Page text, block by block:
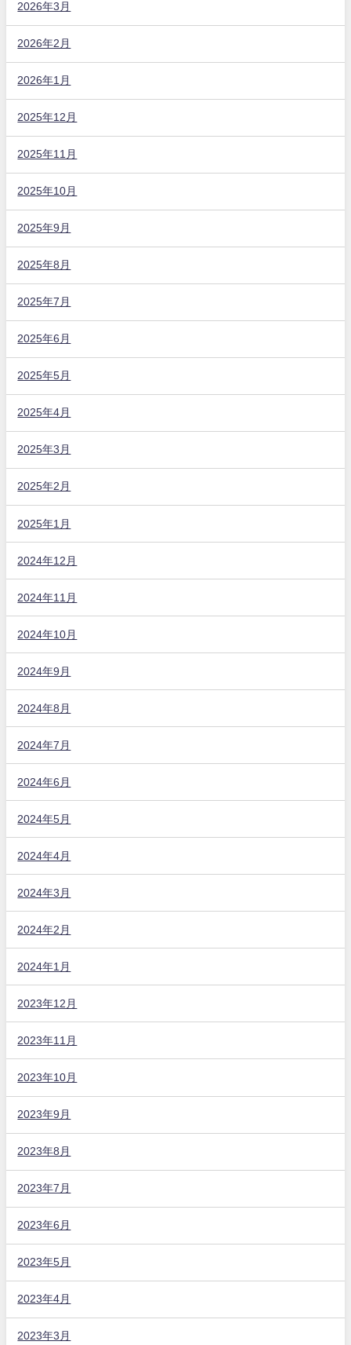
2026年3月
2026年2月
2026年1月
2025年12月
2025年11月
2025年10月
2025年9月
2025年8月
2025年7月
2025年6月
2025年5月
2025年4月
2025年3月
2025年2月
2025年1月
2024年12月
2024年11月
2024年10月
2024年9月
2024年8月
2024年7月
2024年6月
2024年5月
2024年4月
2024年3月
2024年2月
2024年1月
2023年12月
2023年11月
2023年10月
2023年9月
2023年8月
2023年7月
2023年6月
2023年5月
2023年4月
2023年3月